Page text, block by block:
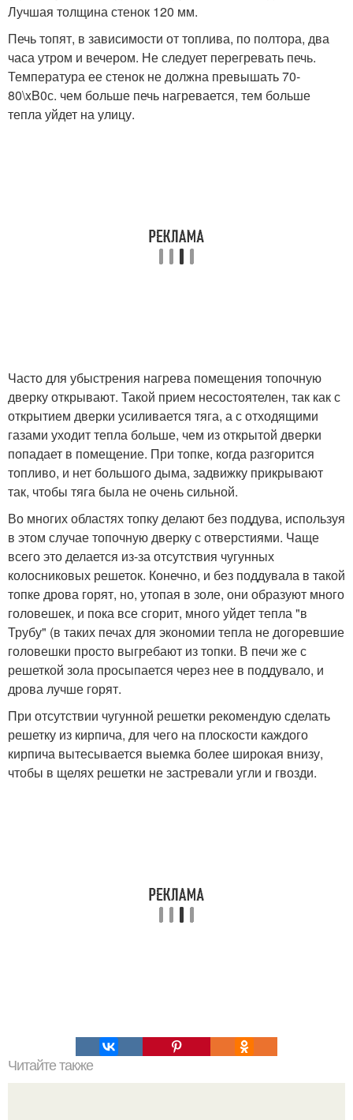
Лучшая толщина стенок 120 мм.
Печь топят, в зависимости от топлива, по полтора, два
часа утром и вечером. Не следует перегревать печь.
Температура ее стенок не должна превышать 70-
80\xB0с. чем больше печь нагревается, тем больше
тепла уйдет на улицу.
Часто для убыстрения нагрева помещения топочную
дверку открывают. Такой прием несостоятелен, так как с
открытием дверки усиливается тяга, а с отходящими
газами уходит тепла больше, чем из открытой дверки
попадает в помещение. При топке, когда разгорится
топливо, и нет большого дыма, задвижку прикрывают
так, чтобы тяга была не очень сильной.
Во многих областях топку делают без поддува, используя
в этом случае топочную дверку с отверстиями. Чаще
всего это делается из-за отсутствия чугунных
колосниковых решеток. Конечно, и без поддувала в такой
топке дрова горят, но, утопая в золе, они образуют много
головешек, и пока все сгорит, много уйдет тепла "в
Трубу" (в таких печах для экономии тепла не догоревшие
головешки просто выгребают из топки. В печи же с
решеткой зола просыпается через нее в поддувало, и
дрова лучше горят.
При отсутствии чугунной решетки рекомендую сделать
решетку из кирпича, для чего на плоскости каждого
кирпича вытесывается выемка более широкая внизу,
чтобы в щелях решетки не застревали угли и гвозди.
Читайте также